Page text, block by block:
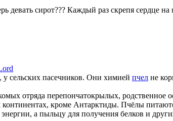
девать сирот??? Каждый раз скрепя сердце
сельских пасечников. Они химией пчел не
отряда перепончатокрылых, родственное
континентах, кроме Антарктиды. Пчёлы
энергии, а пыльцу для получения белков и